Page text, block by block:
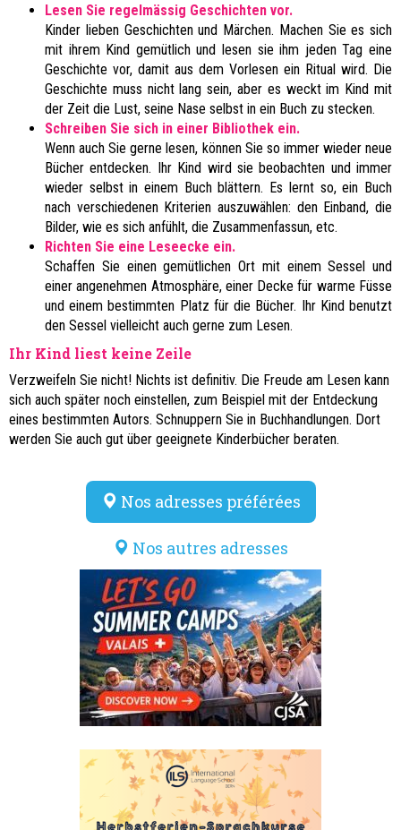
Lesen Sie regelmässig Geschichten vor.
Kinder lieben Geschichten und Märchen. Machen Sie es sich
mit ihrem Kind gemütlich und lesen sie ihm jeden Tag eine
Geschichte vor, damit aus dem Vorlesen ein Ritual wird. Die
Geschichte muss nicht lang sein, aber es weckt im Kind mit
der Zeit die Lust, seine Nase selbst in ein Buch zu stecken.
Schreiben Sie sich in einer Bibliothek ein.
Wenn auch Sie gerne lesen, können Sie so immer wieder neue
Bücher entdecken. Ihr Kind wird sie beobachten und immer
wieder selbst in einem Buch blättern. Es lernt so, ein Buch
nach verschiedenen Kriterien auszuwählen: den Einband, die
Bilder, wie es sich anfühlt, die Zusammenfassun, etc.
Richten Sie eine Leseecke ein.
Schaffen Sie einen gemütlichen Ort mit einem Sessel und
einer angenehmen Atmosphäre, einer Decke für warme Füsse
und einem bestimmten Platz für die Bücher. Ihr Kind benutzt
den Sessel vielleicht auch gerne zum Lesen.
Ihr Kind liest keine Zeile
Verzweifeln Sie nicht! Nichts ist definitiv. Die Freude am Lesen kann
sich auch später noch einstellen, zum Beispiel mit der Entdeckung
eines bestimmten Autors. Schnuppern Sie in Buchhandlungen. Dort
werden Sie auch gut über geeignete Kinderbücher beraten.
Nos adresses préférées
Nos autres adresses